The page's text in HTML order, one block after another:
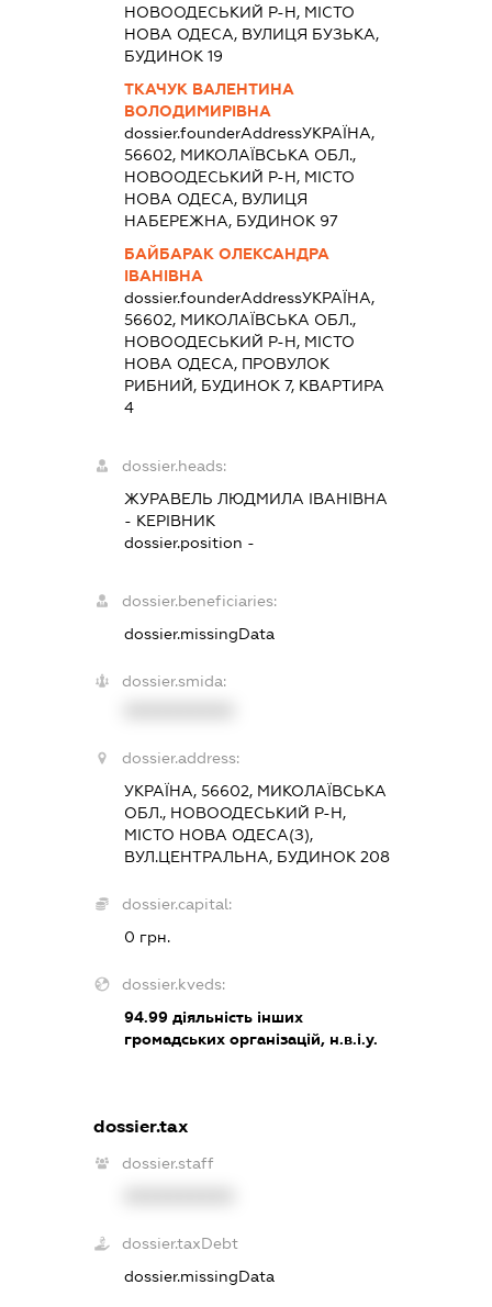
НОВООДЕСЬКИЙ Р-Н, МІСТО
НОВА ОДЕСА, ВУЛИЦЯ БУЗЬКА,
БУДИНОК 19
ТКАЧУК ВАЛЕНТИНА
ВОЛОДИМИРІВНА
dossier.founderAddressУКРАЇНА,
56602, МИКОЛАЇВСЬКА ОБЛ.,
НОВООДЕСЬКИЙ Р-Н, МІСТО
НОВА ОДЕСА, ВУЛИЦЯ
НАБЕРЕЖНА, БУДИНОК 97
БАЙБАРАК ОЛЕКСАНДРА
ІВАНІВНА
dossier.founderAddressУКРАЇНА,
56602, МИКОЛАЇВСЬКА ОБЛ.,
НОВООДЕСЬКИЙ Р-Н, МІСТО
НОВА ОДЕСА, ПРОВУЛОК
РИБНИЙ, БУДИНОК 7, КВАРТИРА
4
dossier.heads:
ЖУРАВЕЛЬ ЛЮДМИЛА ІВАНІВНА
- КЕРІВНИК
dossier.position -
dossier.beneficiaries:
dossier.missingData
dossier.smida:
dossier.address:
УКРАЇНА, 56602, МИКОЛАЇВСЬКА
ОБЛ., НОВООДЕСЬКИЙ Р-Н,
МІСТО НОВА ОДЕСА(З),
ВУЛ.ЦЕНТРАЛЬНА, БУДИНОК 208
dossier.capital:
0 грн.
dossier.kveds:
94.99 діяльність інших
громадських організацій, н.в.і.у.
dossier.tax
dossier.staff
dossier.taxDebt
dossier.missingData